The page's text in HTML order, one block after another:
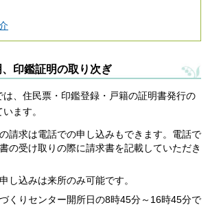
印鑑証明の取り次ぎ
は、住民票・印鑑登録・戸籍の証明書発行の
ます。
請求は電話での申し込みもできます。電話で
の受け取りの際に請求書を記載していただき
し込みは来所のみ可能です。
くりセンター開所日の8時45分～16時45分で